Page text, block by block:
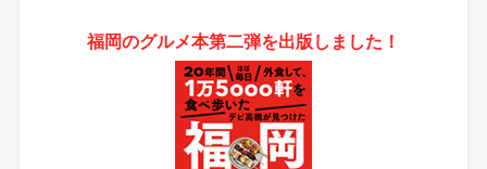
福岡のグルメ本第二弾を出版しました！